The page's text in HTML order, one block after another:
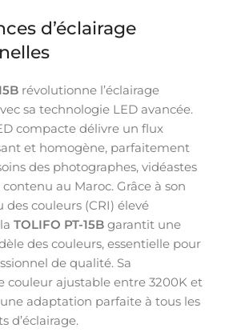
d’éclairage
révolutionne l’éclairage
sa technologie LED avancée.
compacte délivre un flux
et homogène, parfaitement
des photographes, vidéastes
au Maroc. Grâce à son
couleurs (CRI) élevé
TOLIFO PT-15B garantit une
des couleurs, essentielle pour
de qualité. Sa
couleur ajustable entre 3200K et
adaptation parfaite à tous les
d’éclairage.